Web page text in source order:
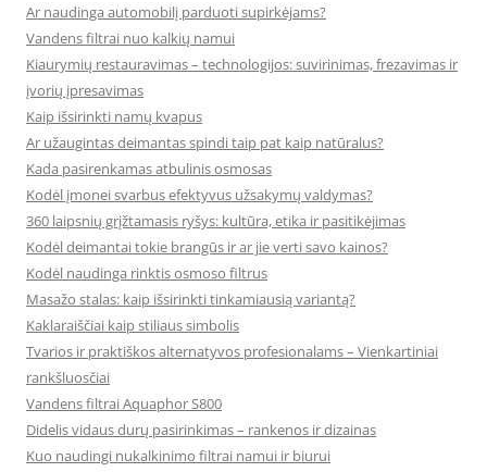
Ar naudinga automobilį parduoti supirkėjams?
Vandens filtrai nuo kalkių namui
Kiaurymių restauravimas – technologijos: suvirinimas, frezavimas ir
įvorių įpresavimas
Kaip išsirinkti namų kvapus
Ar užaugintas deimantas spindi taip pat kaip natūralus?
Kada pasirenkamas atbulinis osmosas
Kodėl įmonei svarbus efektyvus užsakymų valdymas?
360 laipsnių grįžtamasis ryšys: kultūra, etika ir pasitikėjimas
Kodėl deimantai tokie brangūs ir ar jie verti savo kainos?
Kodėl naudinga rinktis osmoso filtrus
Masažo stalas: kaip išsirinkti tinkamiausią variantą?
Kaklaraiščiai kaip stiliaus simbolis
Tvarios ir praktiškos alternatyvos profesionalams – Vienkartiniai
rankšluosčiai
Vandens filtrai Aquaphor S800
Didelis vidaus durų pasirinkimas – rankenos ir dizainas
Kuo naudingi nukalkinimo filtrai namui ir biurui